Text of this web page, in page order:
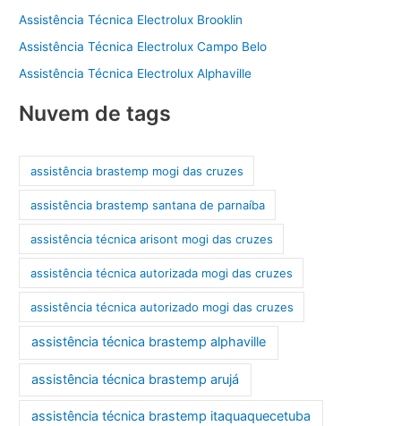
Assistência Técnica Electrolux Brooklin
Assistência Técnica Electrolux Campo Belo
Assistência Técnica Electrolux Alphaville
Nuvem de tags
assistência brastemp mogi das cruzes
assistência brastemp santana de parnaíba
assistência técnica arisont mogi das cruzes
assistência técnica autorizada mogi das cruzes
assistência técnica autorizado mogi das cruzes
assistência técnica brastemp alphaville
assistência técnica brastemp arujá
assistência técnica brastemp itaquaquecetuba